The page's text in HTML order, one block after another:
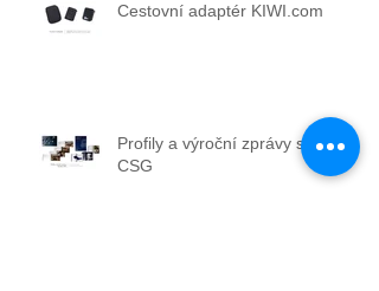
Cestovní adaptér KIWI.com
Profily a výroční zprávy skupiny
CSG